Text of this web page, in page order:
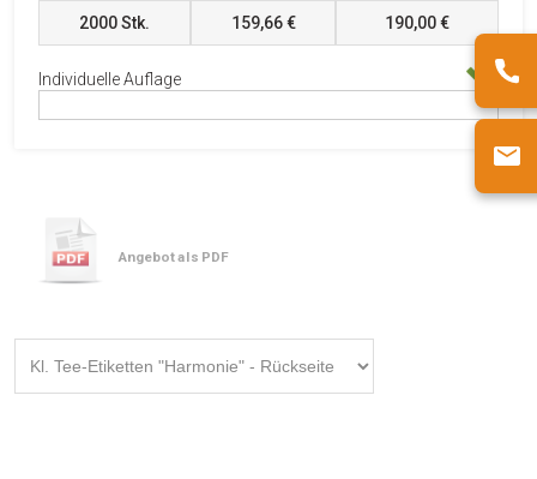
2000Stk. 159,66 € 190,00 €
Individuelle Auflage
Angebot als PDF